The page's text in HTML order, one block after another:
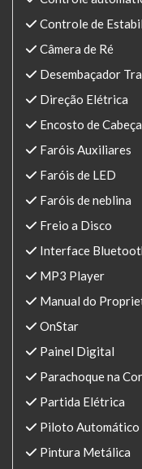
Controle de
Câmera de Ré
Desembaçador
Direção Elétrica
Encosto de
Faróis Auxiliares
Faróis de LED
Faróis de neblina
Freio a Disco
Interface
MP3 Player
Manual do
OnStar
Painel Digital
Parachoque na
Partida Elétrica
Piloto Automático
Pintura Metálica